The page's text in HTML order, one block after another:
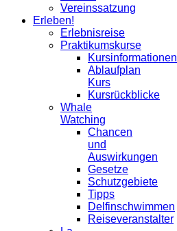
Vereinssatzung
Erleben!
Erlebnisreise
Praktikumskurse
Kursinformationen
Ablaufplan
Kurs
Kursrückblicke
Whale
Watching
Chancen
und
Auswirkungen
Gesetze
Schutzgebiete
Tipps
Delfinschwimmen
Reiseveranstalter